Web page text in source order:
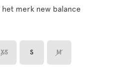
merk new balance
XS S M